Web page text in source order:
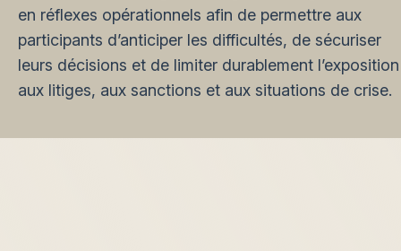
en réflexes opérationnels afin de permettre aux
participants d’anticiper les difficultés, de sécuriser
leurs décisions et de limiter durablement l’exposition
aux litiges, aux sanctions et aux situations de crise.